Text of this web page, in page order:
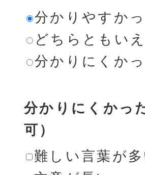
分かりやすか
どちらともい
分かりにくか
分かりにくかっ
可）
難しい言葉が多